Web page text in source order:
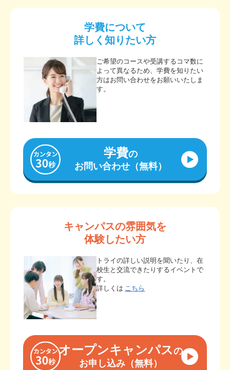
学費について
詳しく知りたい方
ご希望のコースや受講するコマ数に
よって異なるため、学費を知りたい
方はお問い合わせをお願いいたしま
す。
学費の
お問い合わせ（無料）
キャンパスの雰囲気を
体験したい方
トライの詳しい説明を聞いたり、在
校生と交流できたりするイベントで
す。
詳しくは こちら
オープンキャンパスの
お申し込み（無料）